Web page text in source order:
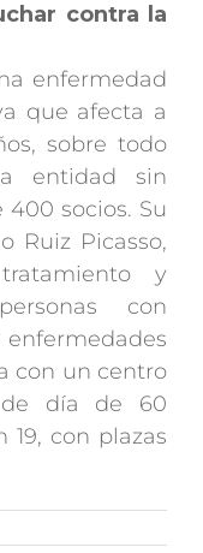
contra la
enfermedad
que afecta a
sobre todo
entidad sin
socios. Su
Ruiz Picasso,
y
con
con un centro
de día de 60
19, con plazas